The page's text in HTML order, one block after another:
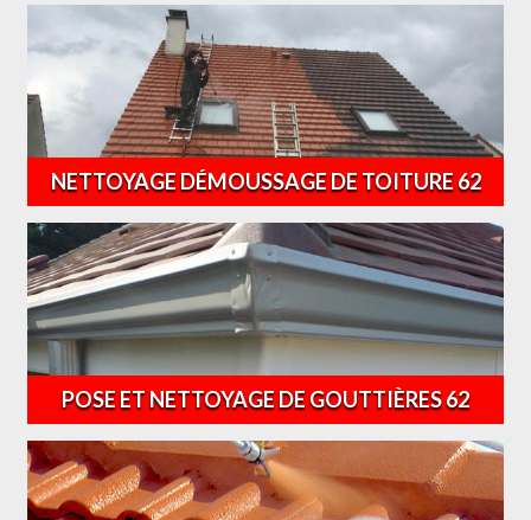
NETTOYAGE DÉMOUSSAGE DE TOITURE 62
POSE ET NETTOYAGE DE GOUTTIÈRES 62